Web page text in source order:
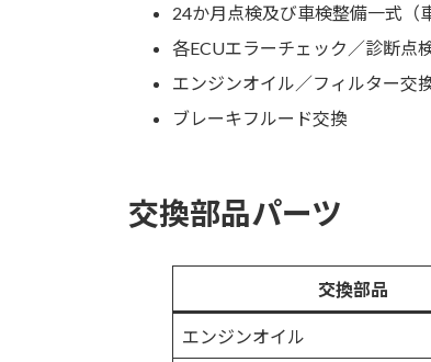
24か月点検及び車検整備一式（
各ECUエラーチェック／診断点
エンジンオイル／フィルター交
ブレーキフルード交換
交換部品パーツ
交換部品
エンジンオイル